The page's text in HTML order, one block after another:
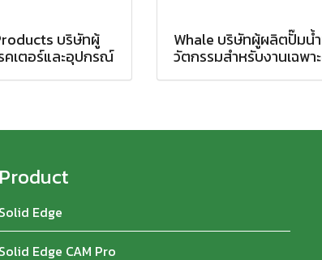
บริษัทผู้
เตอร์และอุปกรณ์
Whale บริษัทผู้ผลิตปั๊มน้
วัตกรรมสำหรับงานเฉพา
Product
Solid Edge
Solid Edge CAM Pro